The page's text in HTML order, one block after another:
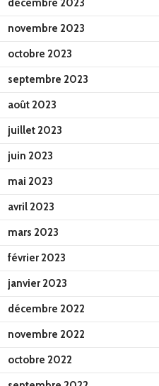
décembre 2023
novembre 2023
octobre 2023
septembre 2023
août 2023
juillet 2023
juin 2023
mai 2023
avril 2023
mars 2023
février 2023
janvier 2023
décembre 2022
novembre 2022
octobre 2022